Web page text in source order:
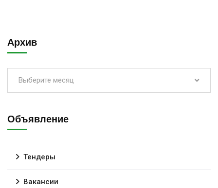
Архив
Выберите месяц
Объявление
Тендеры
Вакансии